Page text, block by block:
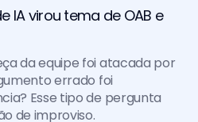
IA virou tema de OAB e
da equipe foi atacada por
errado foi
Esse tipo de pergunta
de improviso.